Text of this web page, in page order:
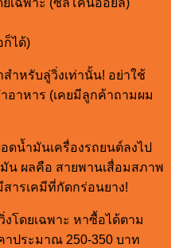
เฉพาะ (ซิลิโคนออยล์)
ก็ได้)
หรับลู่วิ่งเท่านั้น! อย่าใช้
อาหาร (เคยมีลูกค้าถามผม
น้ำมันเครื่องรถยนต์ลงไป
น ผลคือ สายพานเสื่อมสภาพ
สารเคมีที่กัดกร่อนยาง!
โดยเฉพาะ หาซื้อได้ตาม
ประมาณ 250-350 บาท